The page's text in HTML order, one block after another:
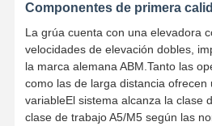
Componentes de primera
La grúa cuenta con una elevadora
velocidades de elevación dobles,
la marca alemana ABM.Tanto las
como las de larga distancia ofrecen
variableEl sistema alcanza la clase
clase de trabajo A5/M5 según las